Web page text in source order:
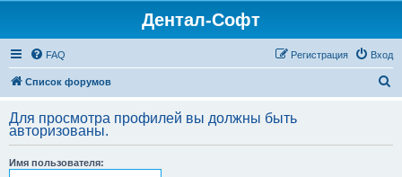
Дентал-Софт
FAQ Вход
Регистрация
Список форумов
с
Для просмотра профилей вы должны быть
авторизованы.
Имя пользователя: